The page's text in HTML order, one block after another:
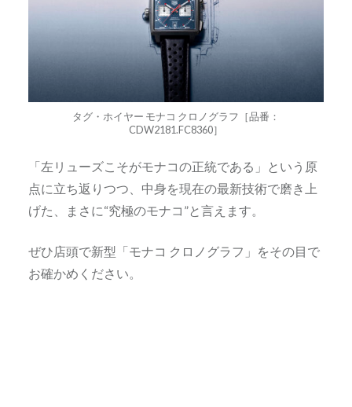
タグ・ホイヤー モナコ クロノグラフ［品番：
CDW2181.FC8360］
「左リューズこそがモナコの正統である」という原
点に立ち返りつつ、中身を現在の最新技術で磨き上
げた、まさに“究極のモナコ”と言えます。
ぜひ店頭で新型「モナコ クロノグラフ」をその目で
お確かめください。